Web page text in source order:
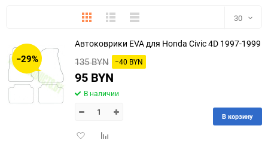
ПлиткаПодробноКомпактно 30
30
150
−29%
Автоковрики EVA для Honda Civic 4D 1997-1999
135 BYN −40 BYN
95 BYN
В наличии
ДобавитьДобавить
В корзину